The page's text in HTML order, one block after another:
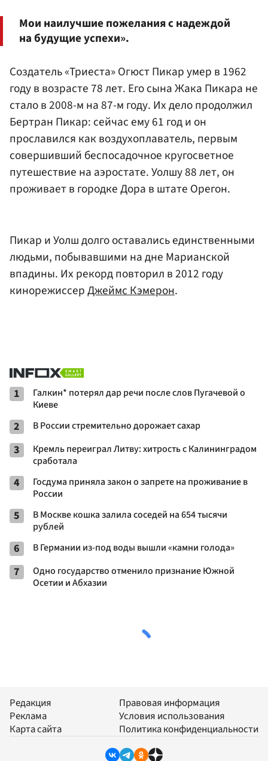
Мои наилучшие пожелания с надеждой
на будущие успехи».
Создатель «Триеста» Огюст Пикар умер в 1962
году в возрасте 78 лет. Его сына Жака Пикара не
стало в 2008-м на 87-м году. Их дело продолжил
Бертран Пикар: сейчас ему 61 год и он
прославился как воздухоплаватель, первым
совершивший беспосадочное кругосветное
путешествие на аэростате. Уолшу 88 лет, он
проживает в городке Дора в штате Орегон.
Пикар и Уолш долго оставались единственными
людьми, побывавшими на дне Марианской
впадины. Их рекорд повторил в 2012 году
кинорежиссерДжеймс Кэмерон.
1
Галкин* потерял дар речи после слов Пугачевой о
Киеве
2 В России стремительно дорожает сахар
3
Кремль переиграл Литву: хитрость с Калининградом
сработала
4
Госдума приняла закон о запрете на проживание в
России
5
В Москве кошка залила соседей на 654 тысячи
рублей
6 В Германии из-под воды вышли «камни голода»
7
Одно государство отменило признание Южной
Осетии и Абхазии
Редакция
Реклама
Карта сайта
Правовая информация
Условия использования
Политика конфиденциальности